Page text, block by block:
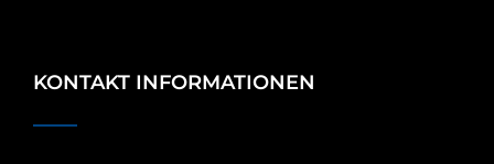
KONTAKT INFORMATIONEN